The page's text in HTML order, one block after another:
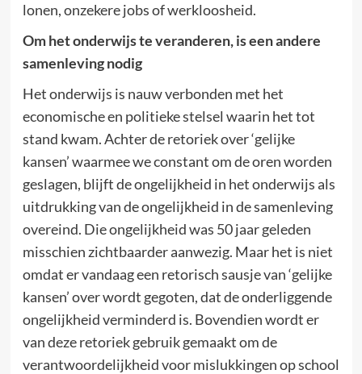
lonen, onzekere jobs of werkloosheid.
Om het onderwijs te veranderen, is een andere
samenleving nodig
Het onderwijs is nauw verbonden met het
economische en politieke stelsel waarin het tot
stand kwam. Achter de retoriek over ‘gelijke
kansen’ waarmee we constant om de oren worden
geslagen, blijft de ongelijkheid in het onderwijs als
uitdrukking van de ongelijkheid in de samenleving
overeind. Die ongelijkheid was 50 jaar geleden
misschien zichtbaarder aanwezig. Maar het is niet
omdat er vandaag een retorisch sausje van ‘gelijke
kansen’ over wordt gegoten, dat de onderliggende
ongelijkheid verminderd is. Bovendien wordt er
van deze retoriek gebruik gemaakt om de
verantwoordelijkheid voor mislukkingen op school